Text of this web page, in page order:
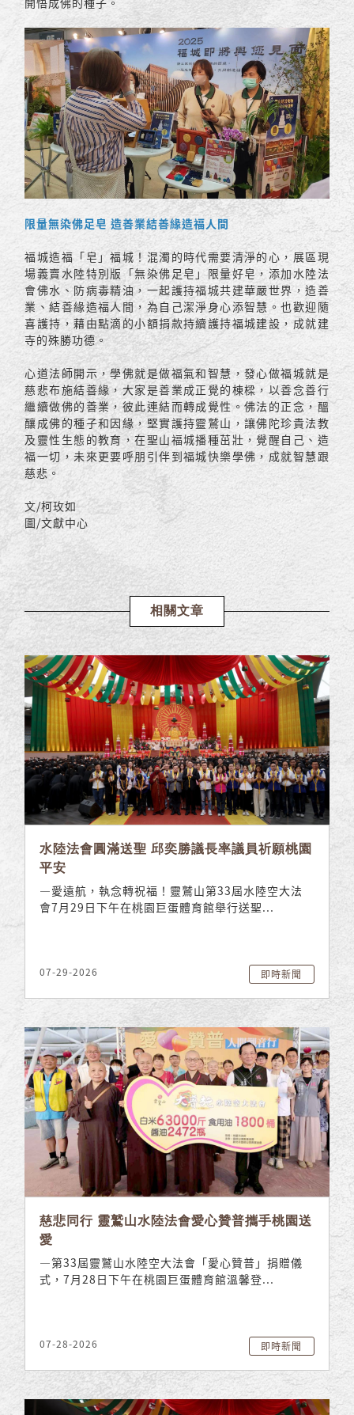
限量無染佛足皂 造善業結善緣造福人間
福城造福「皂」福城！混濁的時代需要清淨的心，展區現
場義賣水陸特別版「無染佛足皂」限量好皂，添加水陸法
會佛水、防病毒精油，一起護持福城共建華嚴世界，造善
業、結善緣造福人間，為自己潔淨身心添智慧。也歡迎隨
喜護持，藉由點滴的小額捐款持續護持福城建設，成就建
寺的殊勝功德。
心道法師開示，學佛就是做福氣和智慧，發心做福城就是
慈悲布施結善緣，大家是善業成正覺的棟樑，以善念善行
繼續做佛的善業，彼此連結而轉成覺性。佛法的正念，醞
釀成佛的種子和因緣，堅實護持靈鷲山，讓佛陀珍貴法教
及靈性生態的教育，在聖山福城播種茁壯，覺醒自己、造
福一切，未來更要呼朋引伴到福城快樂學佛，成就智慧跟
慈悲。
文/柯玫如
圖/文獻中心
相關文章
水陸法會圓滿送聖 邱奕勝議長率議員祈願桃園
平安
—愛遠航，執念轉祝福！靈鷲山第33屆水陸空大法
會7月29日下午在桃園巨蛋體育館舉行送聖...
07-29-2026 即時新聞
慈悲同行 靈鷲山水陸法會愛心贊普攜手桃園送
愛
—第33屆靈鷲山水陸空大法會「愛心贊普」捐贈儀
式，7月28日下午在桃園巨蛋體育館溫馨登...
07-28-2026 即時新聞